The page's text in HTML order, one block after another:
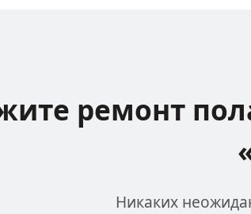
ремонт
Никаких